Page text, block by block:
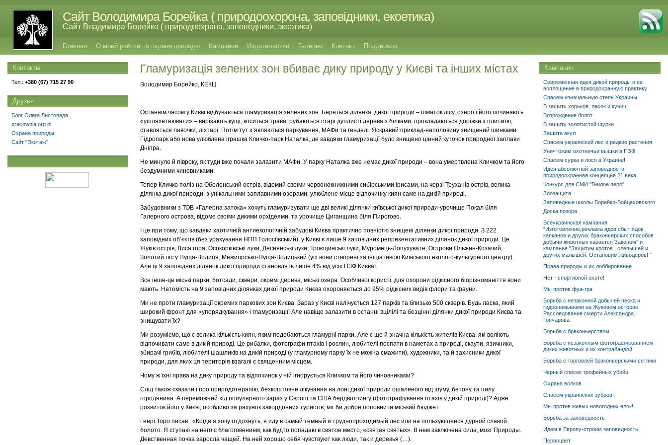
Сайт Володимира Борейка ( природоохорона, заповідники, екоетика)
Сайт Владимира Борейко ( природоохрана, заповедники, экоэтика)
Главная О моей работе по охране природы Кампании Издательство Галереи Контакт Поддержка
Гламуризація зелених зон вбиває дику природу у Києві та інших містах
Володимир Борейко, КЕКЦ
Останнім часом у Києві відбувається гламуризація зелених зон. Береться ділянка дикої природи – шматок лісу, озеро і його починають
«ушляхетнювати» – вирізають кущі, коситься трава, рубаються старі дуплисті дерева з білками, прокладаються доріжки з плиткою,
ставляться лавочки, ліхтарі. Потім тут з’являються паркування, МАФи та генделі. Яскравий приклад-наполовину знищений шинками
Гідропарк або нова улюблена іграшка Кличко-парк Наталка, де завдяки гламуризації було знищено цінний куточок природної заплави
Дніпра.
Не минуло й півроку, як туди вже почали залазити МАФи. У парку Наталка вже немає дикої природи – вона умертвлена ​​Кличком та його
бездумними чиновниками.
Тепер Кличко поліз на Оболонський острів, відомий своїми червонокнижними сибірськими ірисами, на черзі Труханів острів, велика
ділянка дикої природи, з унікальними заплавними озерами, улюблене місце відпочинку киян саме на дикій природі.
Забудовники з ТОВ «Галерна затока» хочуть гламуризувати ще дві великі ділянки київської дикої природи-урочище Покал біля
Галерного острова, відоме своїми дикими орхідеями, та урочище Циганщина біля Пирогово.
І це при тому, що завдяки хаотичній антиекологічній забудові Києва практично повністю знищені ділянки дикої природи. З 222
заповідних об’єктів (без урахування НПП Голосіївський), у Києві є лише 9 заповідних репрезентативних ділянок дикої природи. Це
Жуків острів, Лиса гора, Осокорківські луки, Деснянські луки, Троєщинські луки, Муромець-Лопухувате, Острови Ольжин-Козачий,
Золотий ліс у Пуща-Водиця, Межигірсько-Пуща-Водицький (усі вони створені за ініціативою Київського еколого-культурного центру).
Але ці 9 заповідних ділянок дикої природи становлять лише 4% від усіх ПЗФ Києва!
Все інше-це міські парки, ботсади, сквери, окремі дерева, міські озера. Особливої ​​користі для охорони рідкісного біорізноманіття вони
мають. Натомість на 9 заповідних ділянках дикої природи Києва охороняється до 95% рідкісних видів флори та фауни.
Ми не проти гламуризації окремих паркових зон Києва. Зараз у Києві налічується 127 парків та близько 500 скверів. Будь ласка, який
широкий фронт для «упорядкування» і гламуризації! Але навіщо залазити в останні вцілілі та безцінні ділянки дикої природи Києва та
знищувати їх?
Ми розуміємо, що є велика кількість киян, яким подобаються гламурні парки. Але є ще й значна кількість жителів Києва, які воліють
відпочивати саме в дикій природі. Це рибалки, фотографи птахів і рослин, любителі поспати в наметах а природі, скаути, язичники,
збирачі грибів, любителі шашликів на дикій природі (у гламурному парку їх не можна смажити), художники, та й захисники дикої
природи, для яких ця територія взагалі є священним місцем.
Чому ж їхні права на дику природу та відпочинок у ній ігнорується Кличком та його чиновниками?
Слід також сказати і про природотерапію, безкоштовне лікування на лоні дикої природи ошаленого від шуму, бетону та пилу
городянина. А переможний хід популярного зараз у Європі та США бердвотчингу (фотографування птахів у дикій природі)? Адже
розвиток його у Києві, особливо за рахунок закордонних туристів, міг би добре поповнити міський бюджет.
Генрі Торо писав : «Когда я хочу отдохнуть, я иду в самый темный и труднопроходимый лес или на пользующееся дурной славой
болото. Я ступаю на него с благоговением, как будто попадаю в святое место, «святая святых». В нем заключена сила, мозг Природы.
Девственная почва заросла чащей. На ней хорошо себя чувствуют как люди, так и деревья (…).
Кампании
Современная идея дикой природы и ее
воплощение в природохранную практику
Спасем изначальную степь Украины
В защиту хорьков, ласок и куниц
Возрождение болот
В защиту золотистой щурки
Защита акул
Спасем украинский лес и редкие растения
Уничтожим охотничьи вышки в ПЗФ
Спасем сурка и лося в Украине!
Идея абсолютной заповедности-
природоохранная концепция 21 века
Конкурс для СМИ "Гнилое перо"
Зоозащита
Заповедные школы Борейко-Войцеховского
Доска позора
Всеукраинская кампания
“Изготовление,реклама ядов,сбыт ядов ,
капканов и других браконьерских способов
добычи животных карается Законом” и
кампания "Защитим кротов , слепышей и
других малышей. Остановим живодеров! "
Права природы и их лоббирование
Нет - спортивной охоте!
Мы против фуа-гра
Борьба с незаконной добычей песка и
гидронамывами на Жуковом острове.
Расследование смерти Александра
Гончарова
Борьба с браконьерством
Борьба с незаконным фотографированием
диких животных и их контрабандой
Борьба с торговлей браконьерскими сетями
Черный список трофейных убийц
Охрана волков
Спасем украинских зубров!
Мы против живых новогодних елок!
Борьба за заповедность
Идем в Европу-строим заповедность
Первоцвет
Контакты
Тел.: +380 (67) 715 27 90
Друзья
Блог Олега Листопада
pracownia.org.pl
Охрана природы
Сайт "Экотаж"